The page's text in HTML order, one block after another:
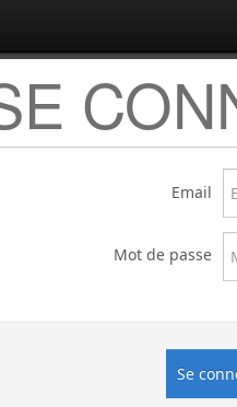
Email
Mot de passe